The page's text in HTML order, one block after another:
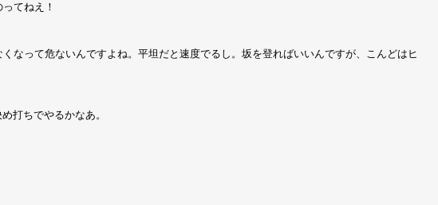
てねえ！
なって危ないんですよね。平坦だと速度でるし。坂を登ればいいんですが、こんどはヒ
打ちでやるかなあ。